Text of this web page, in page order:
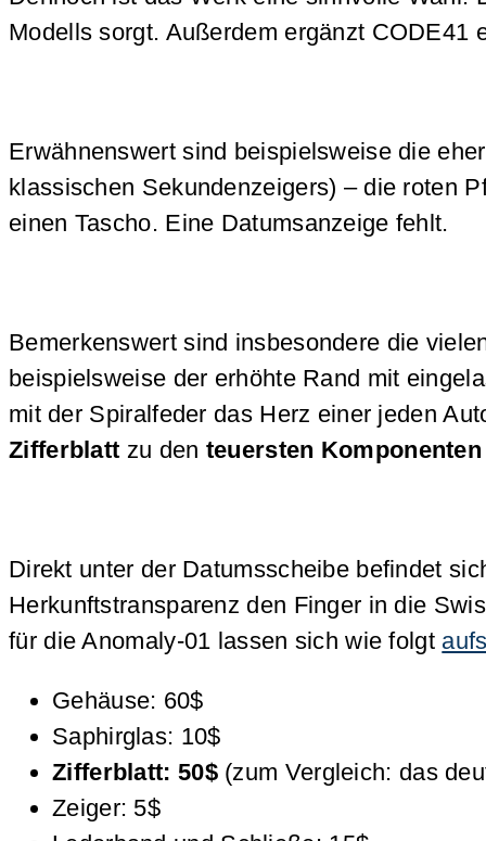
Modells sorgt. Außerdem ergänzt
Erwähnenswert sind beispielsweise die
klassischen Sekundenzeigers) – die roten
einen Tascho. Eine Datumsanzeige fehlt.
Bemerkenswert sind insbesondere die
beispielsweise der erhöhte Rand mit
mit der Spiralfeder das Herz einer jeden
Zifferblatt zu den teuersten Komponenten
Direkt unter der Datumsscheibe befindet
Herkunftstransparenz den Finger in die
für die Anomaly-01 lassen sich wie folgt
Gehäuse: 60$
Saphirglas: 10$
Zifferblatt: 50$(zum Vergleich: das
Zeiger: 5$